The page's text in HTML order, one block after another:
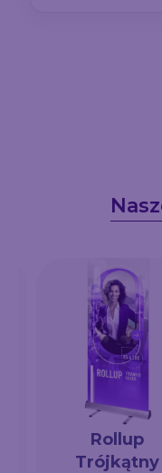
Rollup
Trójkątny